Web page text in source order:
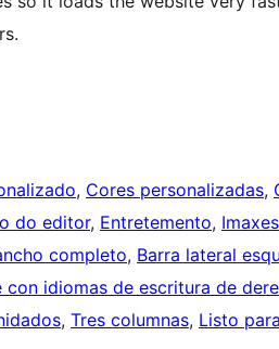
, Cores personalizadas,
do editor, Entretemento,
completo, Barra lateral
idiomas de escritura de
, Tres columnas, Listo